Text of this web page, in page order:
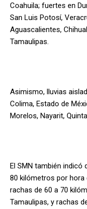
Coahuila; fuertes en
San Luis Potosí,
Aguascalientes,
Tamaulipas.
Asimismo, lluvias
Colima, Estado de
Morelos, Nayarit,
El SMN también indicó
80 kilómetros por hora
rachas de 60 a 70
Tamaulipas, y rachas